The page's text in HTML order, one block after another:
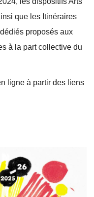
que les Itinéraires
proposés aux
à la part collective du
ligne à partir des liens